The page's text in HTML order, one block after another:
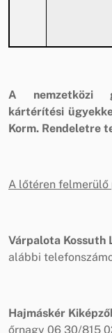
A nemzetközi
kártérítési
Korm. Rendeletre
A lőtéren
Várpalota Kossuth
alábbi
Hajmáskér
őrnagy 06 30/815